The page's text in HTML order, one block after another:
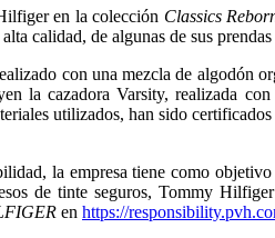
en la colección Classics
calidad, de algunas de sus
con una mezcla de
la cazadora Varsity, realizada
utilizados, han sido
la empresa tiene como
de tinte seguros, Tommy
en https://responsibility.pvh.